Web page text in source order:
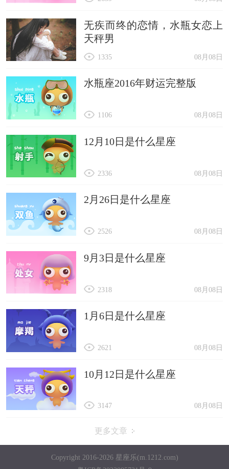
无疾而终的恋情，水瓶女恋上
天秤男
08月08日
1335
水瓶座2016年财运完整版
08月08日
1106
12月10日是什么星座
08月08日
2336
2月26日是什么星座
08月08日
2526
9月3日是什么星座
08月08日
2318
1月6日是什么星座
08月08日
2621
10月12日是什么星座
08月08日
3147
更多文章
Copyright 2016-2026 星座乐(m.1212.com)